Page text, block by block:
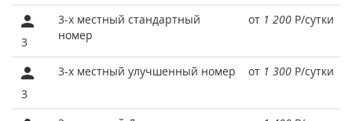
3
3-х местный стандартный
номер
от 1 200 Р/сутки
3
3-х местный улучшенный номер от 1 300 Р/сутки